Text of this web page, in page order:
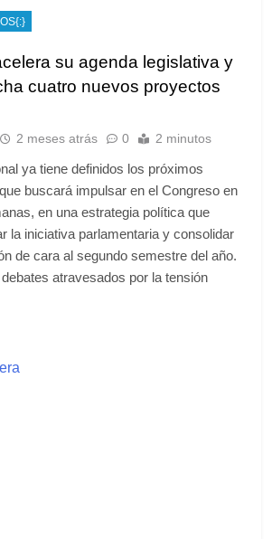
su agenda legislativa y
cuatro nuevos proyectos
2 meses atrás 0 2 minutos
ya tiene definidos los próximos
buscará impulsar en el Congreso en
en una estrategia política que
la iniciativa parlamentaria y consolidar
de cara al segundo semestre del año.
atravesados por la tensión